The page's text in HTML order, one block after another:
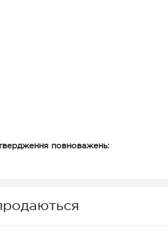
повноважень: